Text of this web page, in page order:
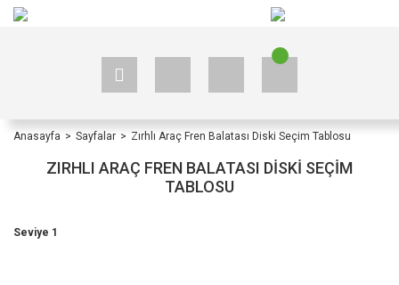
Anasayfa Sayfalar Zırhlı Araç Fren Balatası Diski Seçim Tablosu
ZIRHLI ARAÇ FREN BALATASI DISKI SEÇIM
TABLOSU
Seviye 1